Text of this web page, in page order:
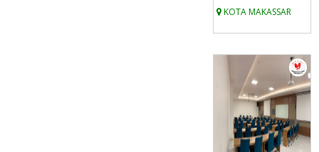
KOTA MAKASSAR